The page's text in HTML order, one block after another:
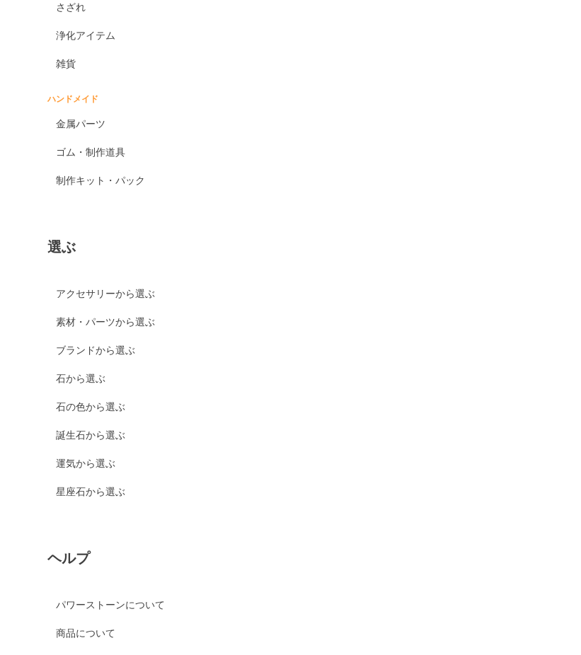
さざれ
浄化アイテム
雑貨
ハンドメイド
金属パーツ
ゴム・制作道具
制作キット・パック
選ぶ
アクセサリーから選ぶ
素材・パーツから選ぶ
ブランドから選ぶ
石から選ぶ
石の色から選ぶ
誕生石から選ぶ
運気から選ぶ
星座石から選ぶ
ヘルプ
パワーストーンについて
商品について